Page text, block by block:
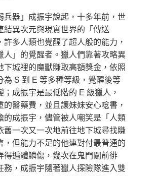
兵器」成振宇說起，十多年前，世
結異次元與現實世界的「傳送
許多人類也覺醒了超人般的能力，
人」的覺醒者。獵人們靠著攻略異
下城裡的魔獸賺取高額獎金，依照
為 S 到 E 等多種等級，覺醒後等
；成振宇是最低階的 E 級獵人，
的醫藥費，並且讓妹妹安心唸書，
的成振宇，儘管被人嘲笑是「人類
舊一次又一次地前往地下城尋找賺
，但能力不足的他連對付最普通的
得遍體鱗傷，幾次在鬼門關前徘
務，成振宇隨著獵人探險隊進入雙